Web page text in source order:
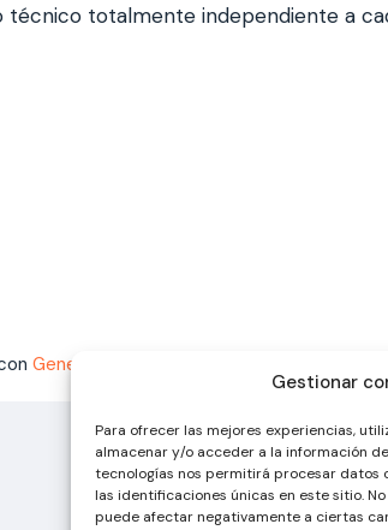
Gestionar
Para ofrecer las mejores experiencias,
almacenar y/o acceder a la información
tecnologías nos permitirá procesar datos
las identificaciones únicas en este sitio.
puede afectar negativamente a ciertas
técnico totalmente independiente a
GeneratePress